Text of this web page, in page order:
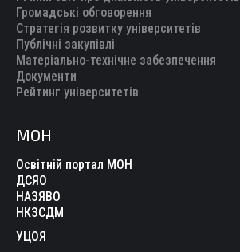
Громадські обговорення
Стратегія розвитку університетів
Публічні закупівлі
Матеріально-технічне забезпечення
Документи
Рейтинг університетів
МОН
Освітній портал МОН
ДСЯО
НАЗЯВО
НКЗСДМ
УЦОЯ